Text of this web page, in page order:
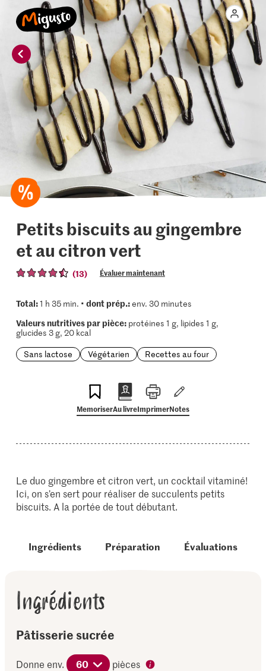
Petits biscuits au gingembre
et au citron vert
(13) Évaluer maintenant
Total:1 h 35 min. • dont prép.:env. 30 minutes
Valeurs nutritives par pièce:protéines 1 g, lipides 1 g,
glucides 3 g, 20 kcal
Sans lactose
Végétarien Recettes au four
MemoriserAu livreImprimerNotes
Le duo gingembre et citron vert, un cocktail vitaminé!
Ici, on s’en sert pour réaliser de succulents petits
biscuits. A la portée de tout débutant.
Ingrédients Préparation Évaluations
Ingrédients
Pâtisserie sucrée
Donne env. 60 pièces